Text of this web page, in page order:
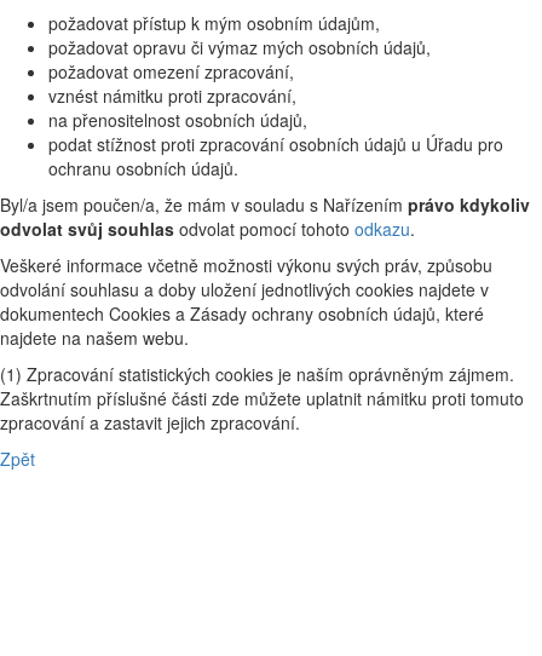
požadovat přístup k mým osobním údajům,
požadovat opravu či výmaz mých osobních údajů,
požadovat omezení zpracování,
vznést námitku proti zpracování,
na přenositelnost osobních údajů,
podat stížnost proti zpracování osobních údajů u Úřadu pro
ochranu osobních údajů.
Byl/a jsem poučen/a, že mám v souladu s Nařízením právo kdykoliv
odvolat svůj souhlas odvolat pomocí tohoto odkazu.
Veškeré informace včetně možnosti výkonu svých práv, způsobu
odvolání souhlasu a doby uložení jednotlivých cookies najdete v
dokumentech Cookies a Zásady ochrany osobních údajů, které
najdete na našem webu.
(1) Zpracování statistických cookies je naším oprávněným zájmem.
Zaškrtnutím příslušné části zde můžete uplatnit námitku proti tomuto
zpracování a zastavit jejich zpracování.
Zpět